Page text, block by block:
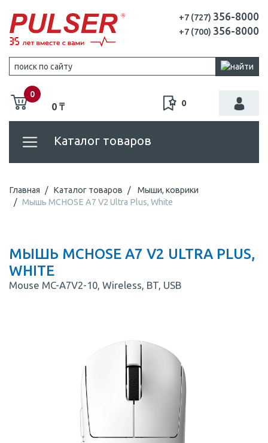
+7 (727) 356-8000
+7 (700) 356-8000
0
0 ₸ 0
Каталог товаров
Главная Каталог товаров
Мыши, коврики
Мышь MCHOSE A7 V2 Ultra Plus, White
МЫШЬ MCHOSE A7 V2 ULTRA PLUS,
WHITE
Mouse MC-A7V2-10, Wireless, BT, USB